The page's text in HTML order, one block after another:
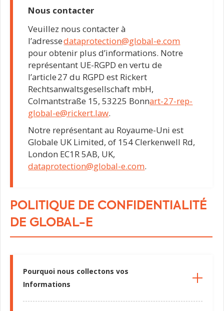
Nous contacter
Veuillez nous contacter à
l’adressedataprotection@global-e.com
pour obtenir plus d’informations. Notre
représentant UE-RGPD en vertu de
l’article 27 du RGPD est Rickert
Rechtsanwaltsgesellschaft mbH,
Colmantstraße 15, 53225 Bonnart-27-rep-
global-e@rickert.law.
Notre représentant au Royaume-Uni est
Globale UK Limited, of 154 Clerkenwell Rd,
London EC1R 5AB, UK,
dataprotection@global-e.com.
POLITIQUE DE CONFIDENTIALITÉ
DE GLOBAL-E
Pourquoi nous collectons vos
Informations